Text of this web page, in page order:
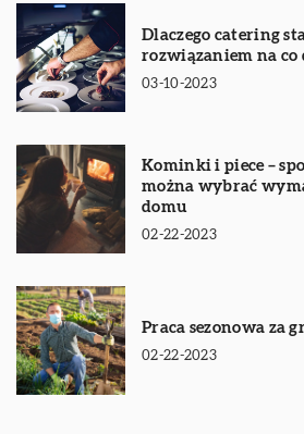
Dlaczego catering
rozwiązaniem na co
03-10-2023
Kominki i piece –
można wybrać
domu
02-22-2023
Praca sezonowa za
02-22-2023